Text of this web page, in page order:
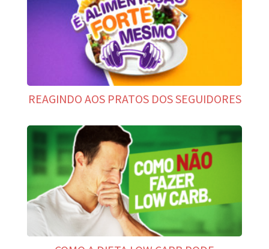
REAGINDO AOS PRATOS DOS SEGUIDORES